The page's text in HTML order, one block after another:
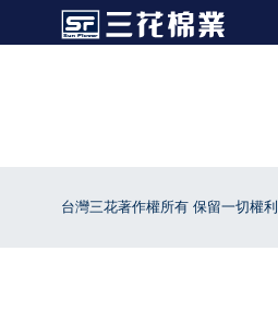
台灣三花著作權所有 保留一切權利